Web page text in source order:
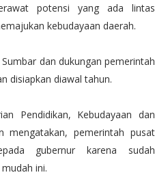
potensi yang ada lintas
kebudayaan daerah.
dan dukungan pemerintah
disiapkan diawal tahun.
Pendidikan, Kebudayaan dan
mengatakan, pemerintah pusat
gubernur karena sudah
ini.